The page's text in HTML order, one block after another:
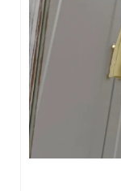
Kazak & Triko
Alt Giyim
Jean Pantalon